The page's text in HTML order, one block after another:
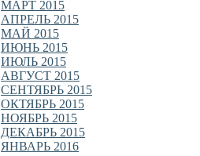
МАРТ 2015
АПРЕЛЬ 2015
МАЙ 2015
ИЮНЬ 2015
ИЮЛЬ 2015
АВГУСТ 2015
СЕНТЯБРЬ 2015
ОКТЯБРЬ 2015
НОЯБРЬ 2015
ДЕКАБРЬ 2015
ЯНВАРЬ 2016